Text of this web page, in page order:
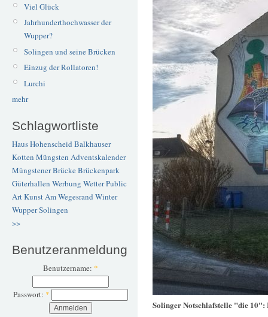
Viel Glück
Jahrhunderthochwasser der
Wupper?
Solingen und seine Brücken
Einzug der Rollatoren!
Lurchi
mehr
Schlagwortliste
Haus Hohenscheid Balkhauser
Kotten Müngsten Adventskalender
Müngstener BrückeBrückenpark
Güterhallen Werbung WetterPublic
ArtKunstAm Wegesrand Winter
WupperSolingen
>>
Benutzeranmeldung
Benutzername: *
Passwort: *
Solinger Notschlafstelle "die 10":